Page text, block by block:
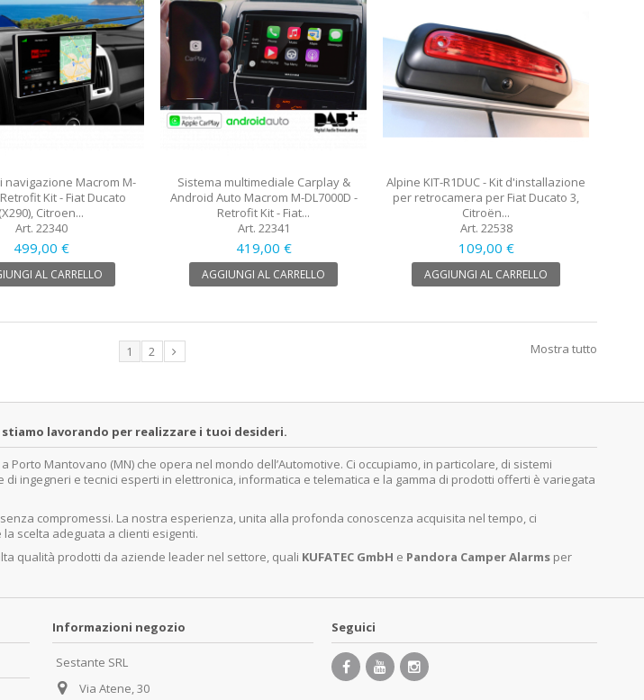
navigazione Macrom M-
Kit - Fiat Ducato
(X290), Citroen...
Art. 22340
499,00 €
AL CARRELLO
Sistema multimediale Carplay &
Android Auto Macrom M-DL7000D -
Retrofit Kit - Fiat...
Art. 22341
419,00 €
AGGIUNGI AL CARRELLO
Alpine KIT-R1DUC - Kit d'installazione
per retrocamera per Fiat Ducato 3,
Citroën...
Art. 22538
109,00 €
AGGIUNGI AL CARRELLO
Mostra tutto
1 2
lavorando per realizzare i tuoi desideri.
Mantovano (MN) che opera nel mondo dell’Automotive. Ci occupiamo, in particolare, di sistemi
di ingegneri e tecnici esperti in elettronica, informatica e telematica e la gamma di prodotti offerti è variegata
compromessi. La nostra esperienza, unita alla profonda conoscenza acquisita nel tempo, ci
scelta adeguata a clienti esigenti.
qualità prodotti da aziende leader nel settore, quali KUFATEC GmbH e Pandora Camper Alarms per
Informazioni negozio
Sestante SRL
Via Atene, 30
Seguici